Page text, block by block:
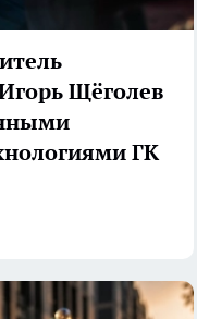
Щёголев
ГК